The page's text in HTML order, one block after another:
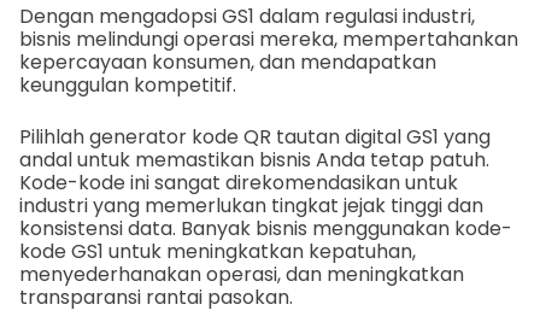
Dengan mengadopsi GS1 dalam regulasi industri,
bisnis melindungi operasi mereka, mempertahankan
kepercayaan konsumen, dan mendapatkan
keunggulan kompetitif.
Pilihlah generator kode QR tautan digital GS1 yang
andal untuk memastikan bisnis Anda tetap patuh.
Kode-kode ini sangat direkomendasikan untuk
industri yang memerlukan tingkat jejak tinggi dan
konsistensi data. Banyak bisnis menggunakan kode-
kode GS1 untuk meningkatkan kepatuhan,
menyederhanakan operasi, dan meningkatkan
transparansi rantai pasokan.